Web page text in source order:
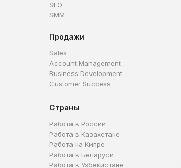
SEO
SMM
Продажи
Sales
Account Management
Business Development
Customer Success
Страны
Работа в России
Работа в Казахстане
Работа на Кипре
Работа в Беларуси
Работа в Узбекистане